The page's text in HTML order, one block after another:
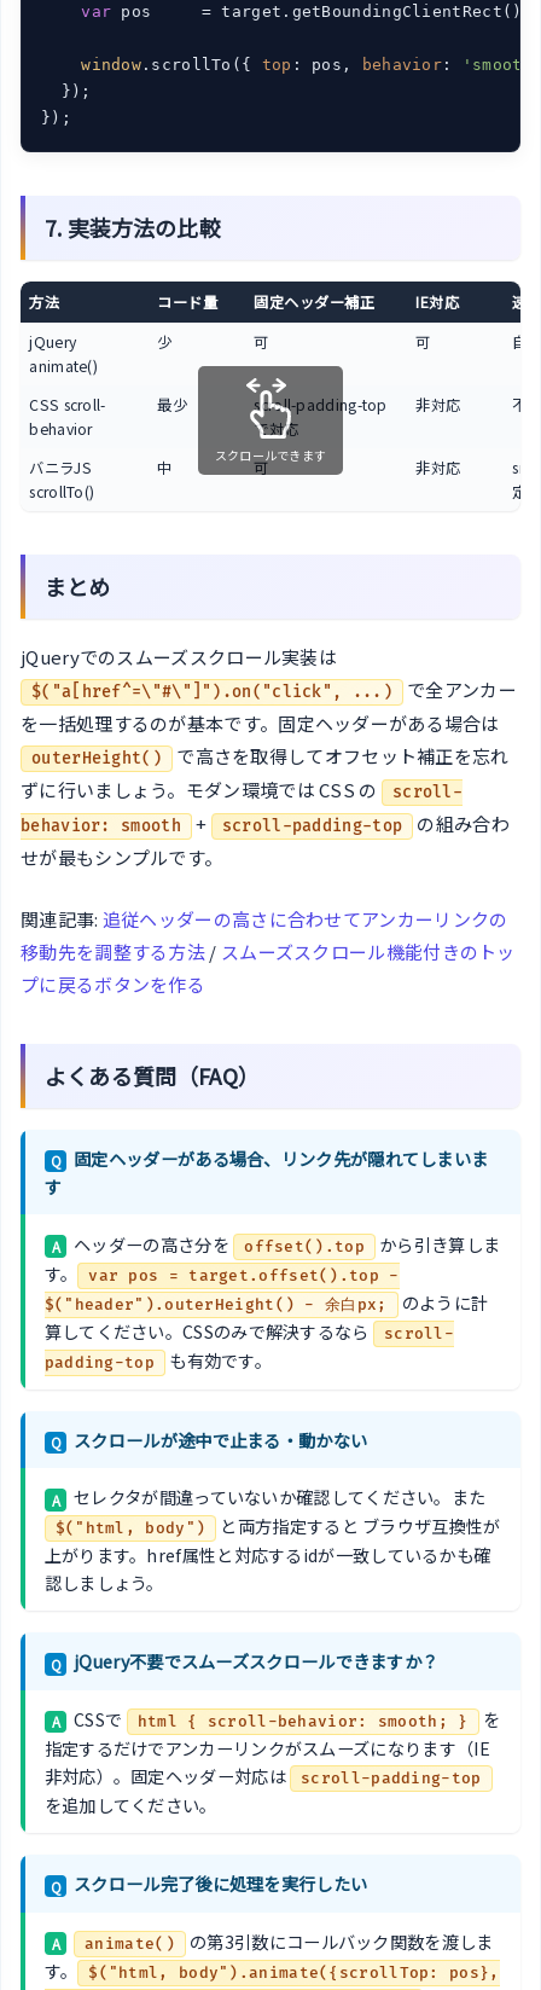
var pos     =
window .scrollTo({ top : pos, behavior :
  });
});
7. 実装方法の比較
方法 コード量 固定ヘッダー補正 IE対応
速
jQuery
animate()
少 可 可 自由
CSS scroll-
behavior
最少
scroll-padding-top
で対応
非対応 不可
バニラJS
scrollTo()
中 可 非対応
定
スクロールできます
まとめ
jQueryでのスムーズスクロール実装は
$("a[href^=\"#\"]").on("click", ...)
で全アンカー
を一括処理するのが基本です。固定ヘッダーがある場合は
outerHeight()
で高さを取得してオフセット補正を忘れ
ずに行いましょう。モダン環境では CSS の
scroll-
behavior: smooth
+ scroll-padding-top
の組み合わ
せが最もシンプルです。
関連記事: 追従ヘッダーの高さに合わせてアンカーリンクの
移動先を調整する方法/ スムーズスクロール機能付きのトッ
プに戻るボタンを作る
よくある質問（FAQ）
Q
固定ヘッダーがある場合、リンク先が隠れてしまいま
す
A ヘッダーの高さ分を offset().top
から引き算しま
す。 var pos = target.offset().top -
$("header").outerHeight() - 余白px;
のように計
算してください。CSSのみで解決するなら
scroll-
padding-top
も有効です。
Q スクロールが途中で止まる・動かない
A セレクタが間違っていないか確認してください。また
$("html, body")
と両方指定すると ブラウザ互換性が
上がります。href属性と対応するidが一致しているかも確
認しましょう。
Q jQuery不要でスムーズスクロールできますか？
A CSSで html { scroll-behavior: smooth; }
を
指定するだけでアンカーリンクがスムーズになります（IE
非対応）。固定ヘッダー対応は
scroll-padding-top
を追加してください。
Q スクロール完了後に処理を実行したい
A animate()
の第3引数にコールバック関数を渡しま
す。
$("html, body").animate({scrollTop: pos},